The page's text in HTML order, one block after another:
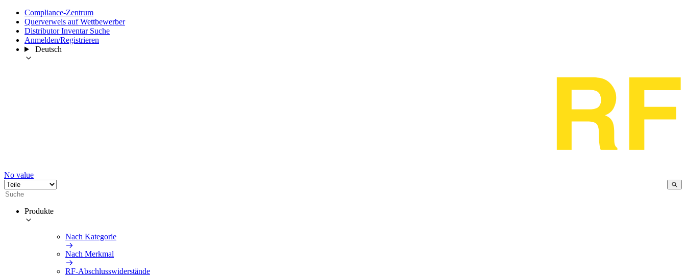
Compliance-Zentrum
Querverweis auf Wettbewerber
Distributor Inventar Suche
Anmelden/Registrieren
Deutsch
No value
Produkte
Nach Kategorie
Nach Merkmal
RF-Abschlusswiderstände